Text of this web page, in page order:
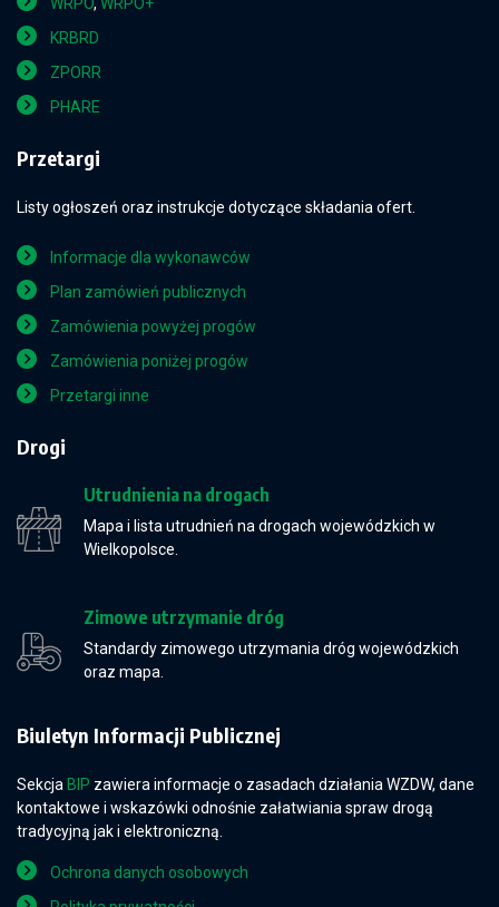
KRBRD
ZPORR
PHARE
Przetargi
Listy ogłoszeń oraz instrukcje dotyczące składania ofert.
Informacje dla wykonawców
Plan zamówień publicznych
Zamówienia powyżej progów
Zamówienia poniżej progów
Przetargi inne
Drogi
Utrudnienia na drogach
Mapa i lista utrudnień na drogach wojewódzkich w
Wielkopolsce.
Zimowe utrzymanie dróg
Standardy zimowego utrzymania dróg wojewódzkich
oraz mapa.
Biuletyn Informacji Publicznej
Sekcja BIP zawiera informacje o zasadach działania WZDW, dane
kontaktowe i wskazówki odnośnie załatwiania spraw drogą
tradycyjną jak i elektroniczną.
Ochrona danych osobowych